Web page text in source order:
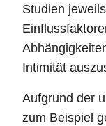
Studien
Intimität
Aufgrund der
zum Beispiel